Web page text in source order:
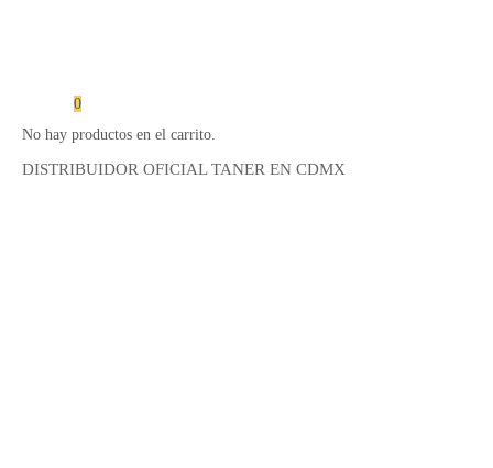
0
No hay productos en el carrito.
DISTRIBUIDOR OFICIAL TANER EN CDMX